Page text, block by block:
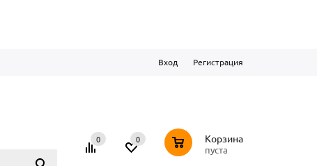
Вход Регистрация
0 0 0 Корзина
пуста